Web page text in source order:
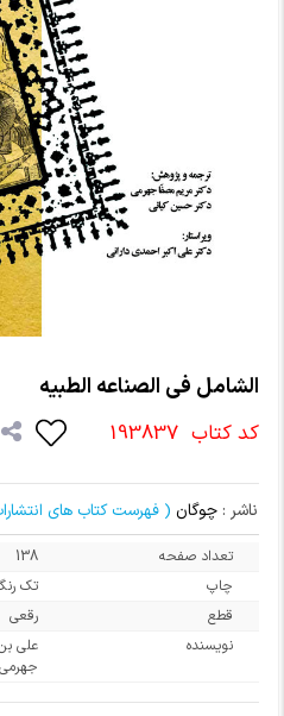
الشامل فی الصناعه الطبیه
کد کتاب 193837
ناشر : چوگان ( فهرست کتاب های
تعداد صفحه
138
چاپ
تک
قطع
رقعی
نویسنده
علی